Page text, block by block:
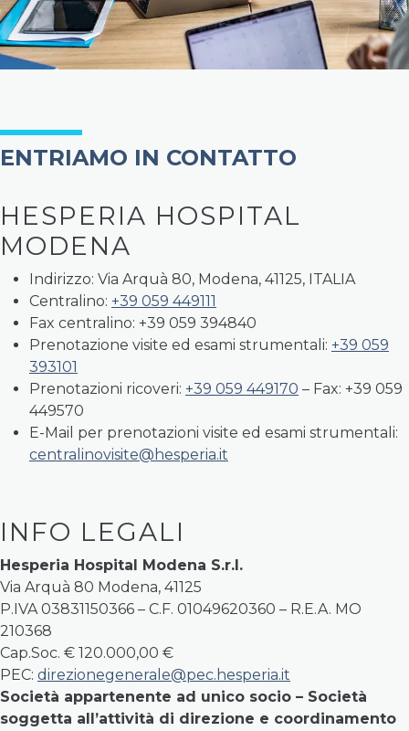
ENTRIAMO IN CONTATTO
HESPERIA HOSPITAL
MODENA
Indirizzo: Via Arquà 80, Modena, 41125, ITALIA
Centralino: +39 059 449111
Fax centralino: +39 059 394840
Prenotazione visite ed esami strumentali: +39 059
393101
Prenotazioni ricoveri: +39 059 449170 – Fax: +39 059
449570
E-Mail per prenotazioni visite ed esami strumentali:
centralinovisite@hesperia.it
INFO LEGALI
Hesperia Hospital Modena S.r.l.
Via Arquà 80 Modena, 41125
P.IVA 03831150366 – C.F. 01049620360 – R.E.A. MO
210368
Cap.Soc. € 120.000,00 €
PEC: direzionegenerale@pec.hesperia.it
Società appartenente ad unico socio – Società
soggetta all’attività di direzione e coordinamento